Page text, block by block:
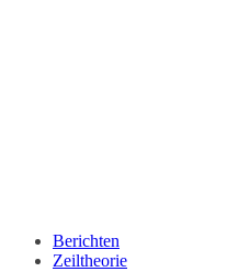
Berichten
Zeiltheorie